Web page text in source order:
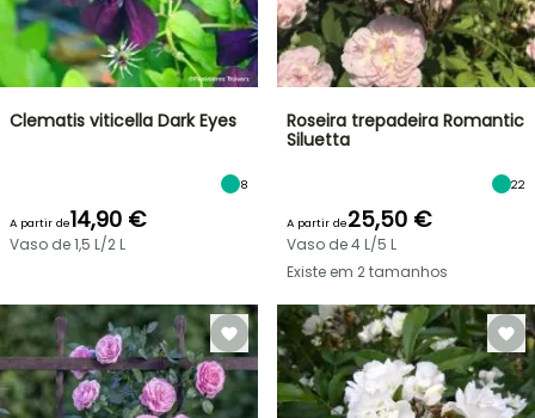
Clematis viticella Dark Eyes
8
A partir de14,90 €
Vaso de 1,5 L/2 L
Roseira trepadeira Romantic
Siluetta
22
A partir de25,50 €
Vaso de 4 L/5 L
Existe em 2 tamanhos